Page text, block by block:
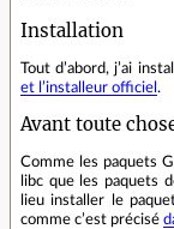
Installation
Tout d’abord, j’ai
et l’installeur officiel .
Avant toute
Comme les paquets
libc que les paquets
lieu installer le
comme c’est précisé